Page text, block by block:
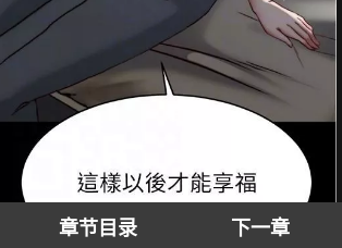
章节目录 下一章